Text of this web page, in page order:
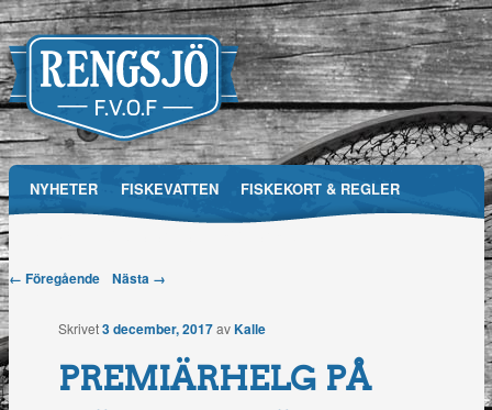
Main menu
Skip
NYHETER FISKEVATTEN FISKEKORT & REGLER
Fiskevårdsområdesförening
Post navigation
← Föregående Nästa →
PREMIÄRHELG PÅ
Skrivet3 december, 2017 avKalle